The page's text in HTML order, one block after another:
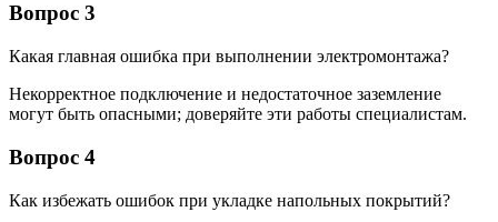
Вопрос 3
Какая главная ошибка при выполнении электромонтажа?
Некорректное подключение и недостаточное заземление
могут быть опасными; доверяйте эти работы специалистам.
Вопрос 4
Как избежать ошибок при укладке напольных покрытий?